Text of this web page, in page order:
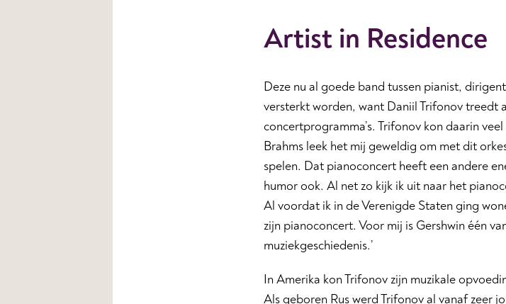
Artist in Residence
Deze nu al goede band tussen pianist,
versterkt worden, want Daniil Trifonov treedt
concertprogramma’s. Trifonov kon daarin
Brahms leek het mij geweldig om met dit
spelen. Dat pianoconcert heeft een andere
humor ook. Al net zo kijk ik uit naar het
Al voordat ik in de Verenigde Staten ging
zijn pianoconcert. Voor mij is Gershwin één
muziekgeschiedenis.’
In Amerika kon Trifonov zijn muzikale
Als geboren Rus werd Trifonov al vanaf zeer